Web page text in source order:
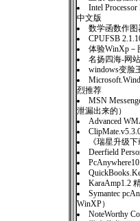
Intel
中文版
数学函数作图
CPUFSB
体验WinXp－
名扬四海-网
windows变脸
烈推荐
MSN
泄漏出来的）
Advanced
《瑞星升级
Deerfield
KaraAmp1.2
Symantec
WinXP）
NoteWorthy